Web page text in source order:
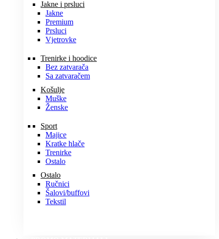
Jakne i prsluci
Jakne
Premium
Prsluci
Vjetrovke
Trenirke i hoodice
Bez zatvarača
Sa zatvaračem
Košulje
Muške
Ženske
Sport
Majice
Kratke hlače
Trenirke
Ostalo
Ostalo
Ručnici
Šalovi/buffovi
Tekstil